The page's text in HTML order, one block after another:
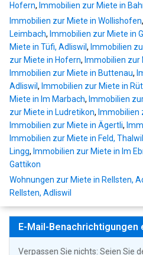
Hofern, Immobilien zur Miete in
Immobilien zur Miete in Wollishofen,
Leimbach, Immobilien zur Miete in
Miete in Tüfi, Adliswil , Immobilien
zur Miete in Hofern, Immobilien
Immobilien zur Miete in Buttenau,
Adliswil , Immobilien zur Miete in
Miete in Im Marbach, Immobilien
zur Miete in Ludretikon, Immobilien
Immobilien zur Miete in Ägertli,
Immobilien zur Miete in Feld, Thalwil
Lingg, Immobilien zur Miete in Im
Gattikon
Wohnungen zur Miete in Rellsten,
Rellsten, Adliswil
E-Mail-Benachrichtigungen
Verpassen Sie nichts: Seien Sie